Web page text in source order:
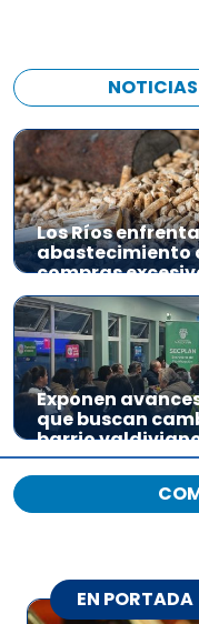
Los Ríos
abastecimiento
compras
Exponen
que buscan
barrio
EN PORTADA